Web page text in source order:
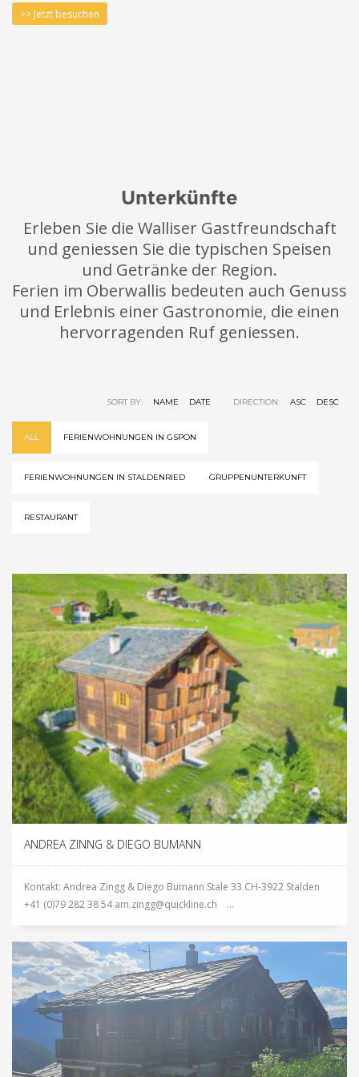
>> Jetzt besuchen
Unterkünfte
Erleben Sie die Walliser Gastfreundschaft
und geniessen Sie die typischen Speisen
und Getränke der Region.
Ferien im Oberwallis bedeuten auch Genuss
und Erlebnis einer Gastronomie, die einen
hervorragenden Ruf geniessen.
SORT BY: NAME DATE DIRECTION: ASC DESC
ALL FERIENWOHNUNGEN IN GSPON
FERIENWOHNUNGEN IN STALDENRIED GRUPPENUNTERKUNFT
RESTAURANT
ANDREA ZINNG & DIEGO BUMANN
Kontakt: Andrea Zingg & Diego Bumann Stale 33 CH-3922 Stalden
+41 (0)79 282 38 54 am.zingg@quickline.ch ...